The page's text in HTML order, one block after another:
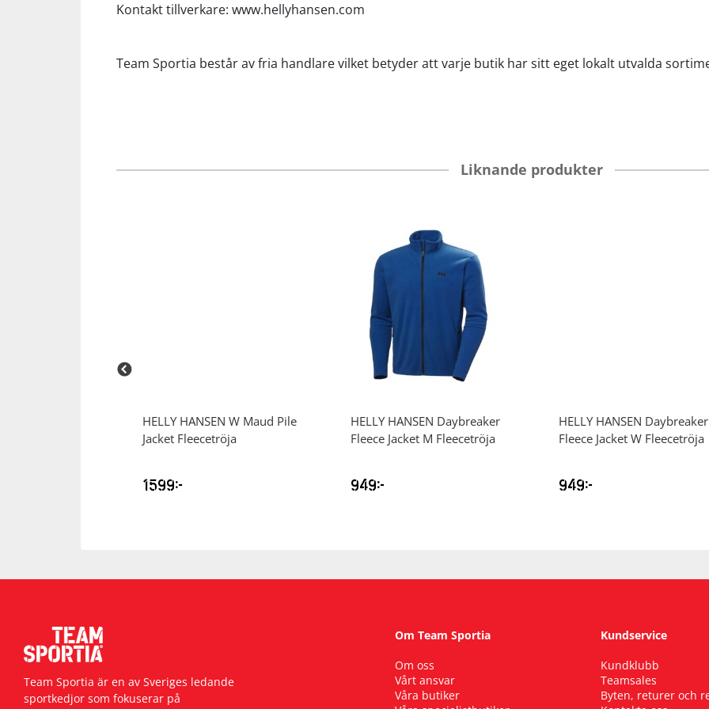
Kontakt tillverkare: www.hellyhansen.com
Team Sportia består av fria handlare vilket betyder att varje butik har sitt eget lokalt utvalda
Liknande produkter
HELLY HANSEN W Maud Pile
Jacket Fleecetröja
1599kr
HELLY HANSEN Daybreaker
Fleece Jacket M Fleecetröja
949kr
HELLY HANSEN Daybreaker
Fleece Jacket W Fleecetröja
949kr
Team Sportia är en av Sveriges ledande
sportkedjor som fokuserar på
Om Team Sportia
Om oss
Vårt ansvar
Våra butiker
Kundservice
Kundklubb
Teamsales
Byten, returer och